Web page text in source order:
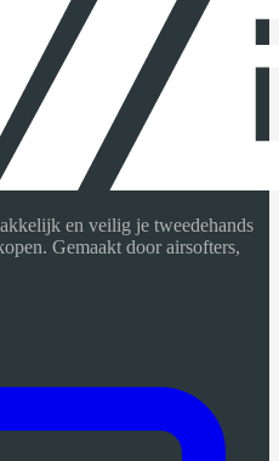
en veilig je tweedehands
Gemaakt door airsofters,